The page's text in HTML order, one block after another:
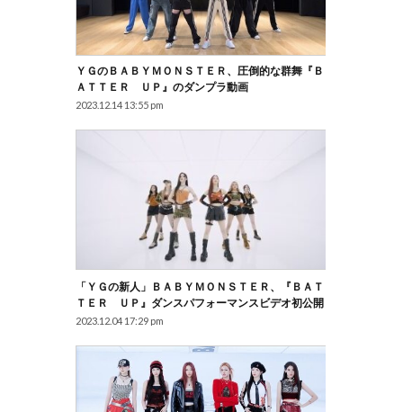
ＹＧのＢＡＢＹＭＯＮＳＴＥＲ、圧倒的な群舞『Ｂ
ＡＴＴＥＲ ＵＰ』のダンプラ動画
2023.12.14 13:55 pm
「ＹＧの新人」ＢＡＢＹＭＯＮＳＴＥＲ、『ＢＡＴ
ＴＥＲ ＵＰ』ダンスパフォーマンスビデオ初公開
2023.12.04 17:29 pm